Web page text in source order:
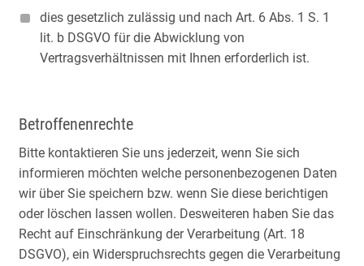
dies gesetzlich zulässig und nach Art. 6 Abs. 1 S. 1
lit. b DSGVO für die Abwicklung von
Vertragsverhältnissen mit Ihnen erforderlich ist.
Betroffenenrechte
Bitte kontaktieren Sie uns jederzeit, wenn Sie sich
informieren möchten welche personenbezogenen Daten
wir über Sie speichern bzw. wenn Sie diese berichtigen
oder löschen lassen wollen. Desweiteren haben Sie das
Recht auf Einschränkung der Verarbeitung (Art. 18
DSGVO), ein Widerspruchsrechts gegen die Verarbeitung